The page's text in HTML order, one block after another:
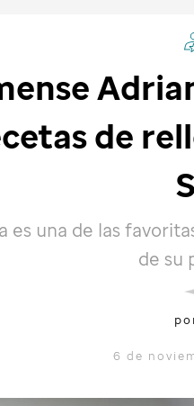
de
es una de las
de su
6 de